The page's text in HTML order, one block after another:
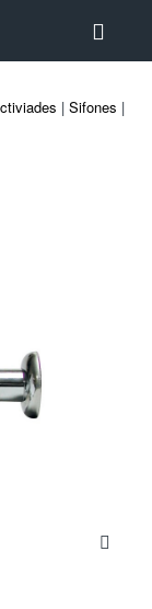
| Sifones |